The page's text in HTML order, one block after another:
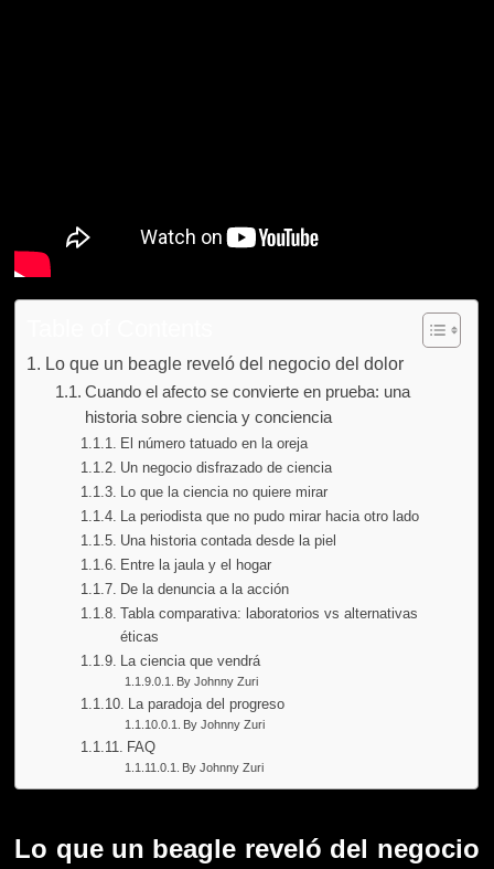
Lo que un beagle reveló del negocio del dolor
Cuando el afecto se convierte en prueba: una
historia sobre ciencia y conciencia
El número tatuado en la oreja
Un negocio disfrazado de ciencia
Lo que la ciencia no quiere mirar
La periodista que no pudo mirar hacia otro lado
Una historia contada desde la piel
Entre la jaula y el hogar
De la denuncia a la acción
Tabla comparativa: laboratorios vs alternativas
éticas
La ciencia que vendrá
By Johnny Zuri
La paradoja del progreso
By Johnny Zuri
FAQ
By Johnny Zuri
Lo que un beagle reveló del negocio